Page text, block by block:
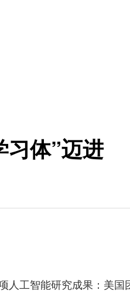
习体”迈进
工智能研究成果：美国